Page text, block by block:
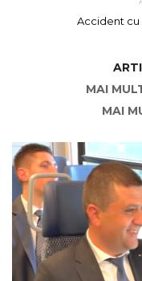
Accident cu
MAI
MAI